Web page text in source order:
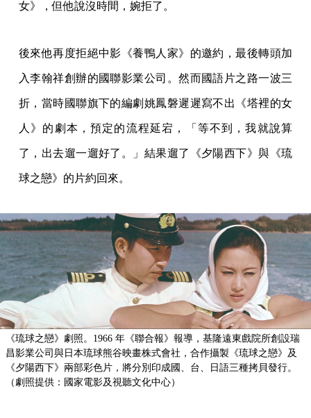
女》，但他說沒時間，婉拒了。
後來他再度拒絕中影《養鴨人家》的邀約，最後轉頭加
入李翰祥創辦的國聯影業公司。然而國語片之路一波三
折，當時國聯旗下的編劇姚鳳磐遲遲寫不出《塔裡的女
人》的劇本，預定的流程延宕，「等不到，我就說算
了，出去遛一遛好了。」結果遛了《夕陽西下》與《琉
球之戀》的片約回來。
《琉球之戀》劇照。1966 年《聯合報》報導，基隆遠東戲院所創設瑞
昌影業公司與日本琉球熊谷映畫株式會社，合作攝製《琉球之戀》及
《夕陽西下》兩部彩色片，將分別印成國、台、日語三種拷貝發行。
（劇照提供：國家電影及視聽文化中心）